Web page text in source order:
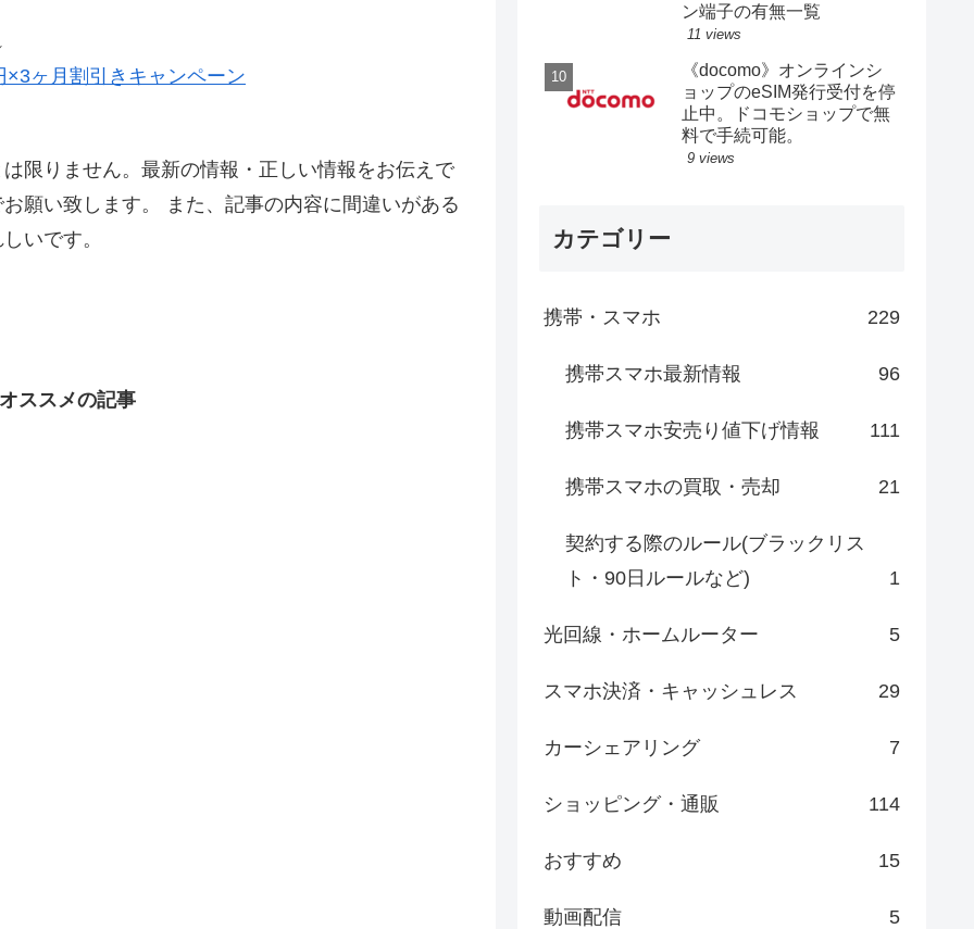
ヶ月割引きキャンペーン
限りません。最新の情報・正しい情報をお伝えで
願い致します。 また、記事の内容に間違いがある
いです。
ススメの記事
ン端子の有無一覧
11 views
《docomo》オンラインシ
ョップのeSIM発行受付を停
止中。ドコモショップで無
料で手続可能。
9 views
カテゴリー
携帯・スマホ 229
携帯スマホ最新情報 96
携帯スマホ安売り値下げ情報 111
携帯スマホの買取・売却 21
契約する際のルール(ブラックリス
ト・90日ルールなど)
1
光回線・ホームルーター 5
スマホ決済・キャッシュレス 29
カーシェアリング 7
ショッピング・通販 114
おすすめ 15
動画配信 5